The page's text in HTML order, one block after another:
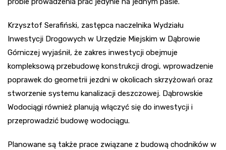
Krzysztof Serafiński, zastępca naczelnika Wydziału
Inwestycji Drogowych w Urzędzie Miejskim w Dąbrowie
Górniczej wyjaśnił, że zakres inwestycji obejmuje
kompleksową przebudowę konstrukcji drogi, wprowadzenie
poprawek do geometrii jezdni w okolicach skrzyżowań oraz
stworzenie systemu kanalizacji deszczowej. Dąbrowskie
Wodociągi również planują włączyć się do inwestycji i
przeprowadzić budowę wodociągu.
Planowane są także prace związane z budową chodników w